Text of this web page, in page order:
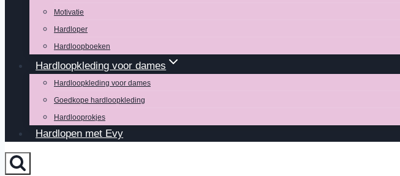
Motivatie
Hardloper
Hardloopboeken
Hardloopkleding voor dames
Hardloopkleding voor dames
Goedkope hardloopkleding
Hardlooprokjes
Hardlopen met Evy